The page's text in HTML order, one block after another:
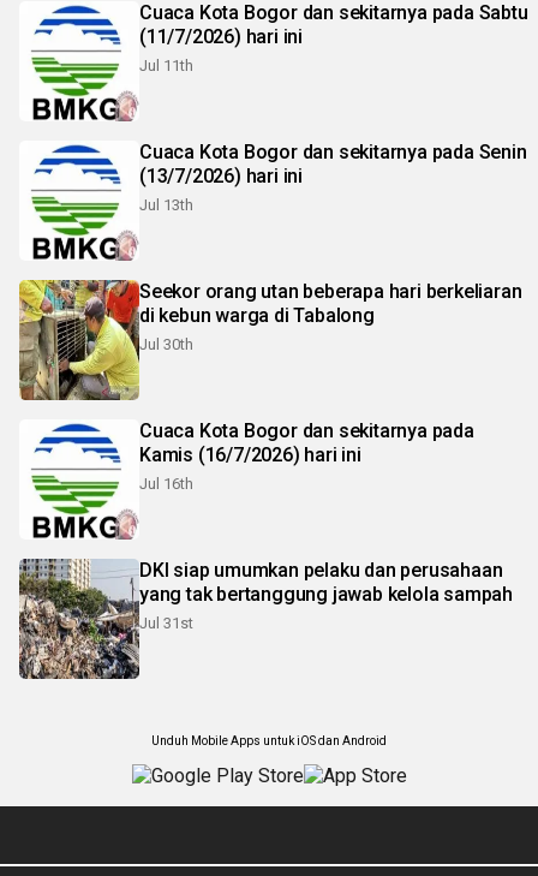
Cuaca Kota Bogor dan sekitarnya pada Sabtu
(11/7/2026) hari ini
Jul 11th
Cuaca Kota Bogor dan sekitarnya pada Senin
(13/7/2026) hari ini
Jul 13th
Seekor orang utan beberapa hari berkeliaran
di kebun warga di Tabalong
Jul 30th
Cuaca Kota Bogor dan sekitarnya pada
Kamis (16/7/2026) hari ini
Jul 16th
DKI siap umumkan pelaku dan perusahaan
yang tak bertanggung jawab kelola sampah
Jul 31st
Unduh Mobile Apps untuk iOS dan Android